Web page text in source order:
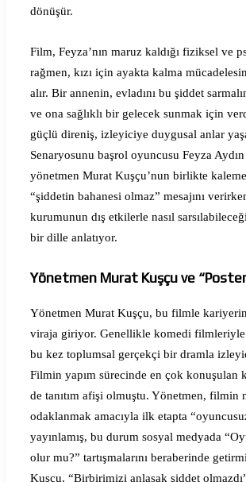
dönüşür.
Film, Feyza’nın maruz kaldığı fiziksel ve
rağmen, kızı için ayakta kalma
alır. Bir annenin, evladını bu şiddet
ve ona sağlıklı bir gelecek sunmak için
güçlü direniş, izleyiciye duygusal anlar
Senaryosunu başrol oyuncusu Feyza Aydın
yönetmen Murat Kuşçu’nun birlikte kaleme
“şiddetin bahanesi olmaz” mesajını
kurumunun dış etkilerle nasıl
bir dille anlatıyor.
Yönetmen Murat Kuşçu ve “Poster
Yönetmen Murat Kuşçu, bu filmle
viraja giriyor. Genellikle komedi filmleriyle
bu kez toplumsal gerçekçi bir dramla
Filmin yapım sürecinde en çok konuşulan
de tanıtım afişi olmuştu. Yönetmen, filmin
odaklanmak amacıyla ilk etapta
yayınlamış, bu durum sosyal medyada
olur mu?” tartışmalarını beraberinde
Kuşçu, “Birbirimizi anlasak şiddet